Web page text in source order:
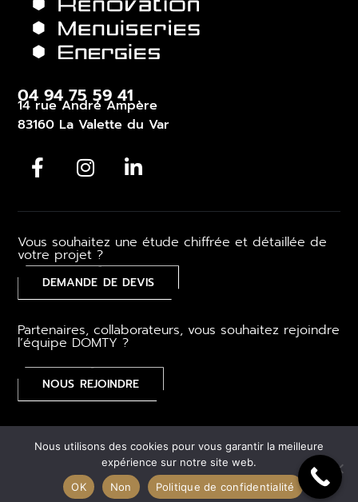
04 94 75 59 41
14 rue André Ampère
83160 La Valette du Var
Vous souhaitez une étude chiffrée et détaillée de
votre projet ?
DEMANDE DE DEVIS
Mentions légales–CGV–Gestion des cookies– Plan du
Partenaires, collaborateurs, vous souhaitez rejoindre
l’équipe DOMTY ?
NOUS REJOINDRE
Nous utilisons des cookies pour vous garantir la meilleure
expérience sur notre site web.
OK
Non Politique de confidentialité